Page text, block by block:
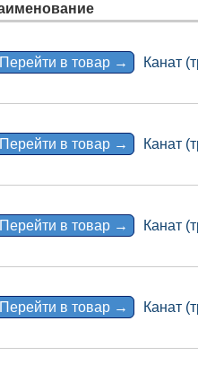
Перейти в товар → Канат
Перейти в товар → Канат
Перейти в товар → Канат
Перейти в товар → Канат